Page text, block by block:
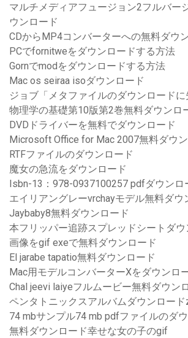
マルチメディアフュージョン2フルバー
ウンロード
CDからMP4コンバーターへの無料ダウ
PCでfornitweをダウンロードする方法
Gornでmodをダウンロードする方法
Mac os seiraa isoダウンロード
ジョブ「メタファイルのダウンロードに
物理学の基礎第10版第2巻無料ダウンロ
DVDドライバーを無料でダウンロード
Microsoft Office for Mac 2007無料ダウ
RTFファイルのダウンロード
魔女の急流をダウンロード
Isbn-13：978-0937100257 pdfダウンロ
エイリアングレーvrchayモデル無料ダウ
Jaybaby8無料ダウンロード
本フリッパー追跡スプレッドシートダ
画像をgif exeで無料ダウンロード
El jarabe tapatio無料ダウンロード
Mac用モデルコンバーターXをダウンロ
Chal jeevi laiyeフルムービー無料ダウン
ペンタトニックスアルバムダウンロード
74 mbサンプル74 mb pdfファイルのダ
無料ダウンロード幸せな女の子のgif